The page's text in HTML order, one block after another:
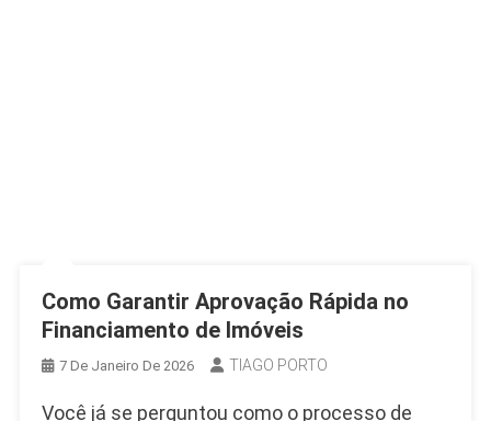
Como Garantir Aprovação Rápida no
Financiamento de Imóveis
7 De Janeiro De 2026 TIAGO PORTO
Você já se perguntou como o processo de